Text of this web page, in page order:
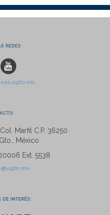
redes
Marfil C.P. 36250
México
Ext. 5538
interés: